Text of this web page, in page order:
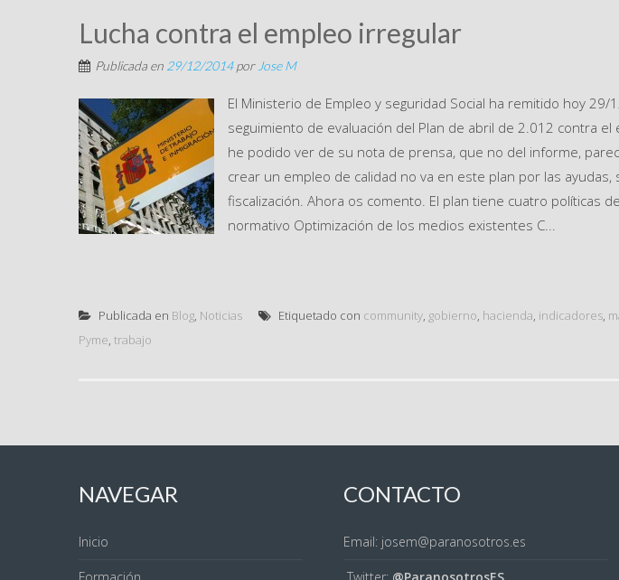
Lucha contra el empleo irregular
Publicada en 29/12/2014por Jose M
El Ministerio de Empleo y seguridad Social ha remitido hoy
seguimiento de evaluación del Plan de abril de 2.012 contra el
he podido ver de su nota de prensa, que no del informe,
crear un empleo de calidad no va en este plan por las ayudas,
fiscalización. Ahora os comento. El plan tiene cuatro políticas
normativo Optimización de los medios existentes C...
Publicada en Blog, Noticias Etiquetado con community, gobierno, hacienda, indicadores,
Pyme, trabajo
NAVEGAR
Inicio
CONTACTO
Email: josem@paranosotros.es